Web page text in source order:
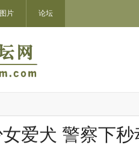
图片 论坛
爱犬 警察下